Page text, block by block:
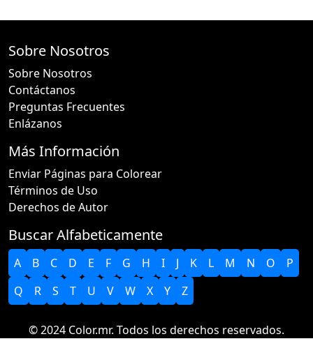
Sobre Nosotros
Sobre Nosotros
Contáctanos
Preguntas Frecuentes
Enlázanos
Más Información
Enviar Páginas para Colorear
Términos de Uso
Derechos de Autor
Buscar Alfabeticamente
A B C D E F G H I J K L M N O
P
Q
R S T U V W X Y Z
© 2024 Color.mr. Todos los derechos reservados.